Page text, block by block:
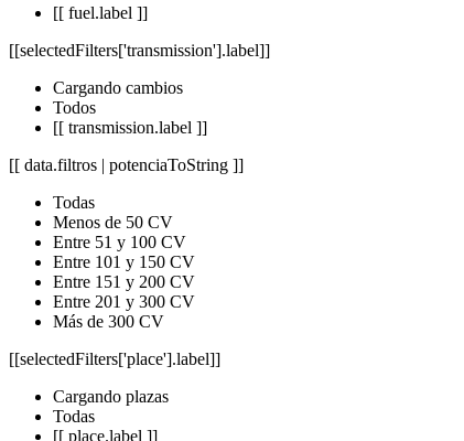
[[ fuel.label ]]
[[selectedFilters['transmission'].label]]
Cargando cambios
Todos
[[ transmission.label ]]
[[ data.filtros | potenciaToString ]]
Todas
Menos de 50 CV
Entre 51 y 100 CV
Entre 101 y 150 CV
Entre 151 y 200 CV
Entre 201 y 300 CV
Más de 300 CV
[[selectedFilters['place'].label]]
Cargando plazas
Todas
[[ place.label ]]